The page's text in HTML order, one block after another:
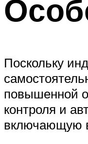
Поскольку
повышенной
контроля и
включающую